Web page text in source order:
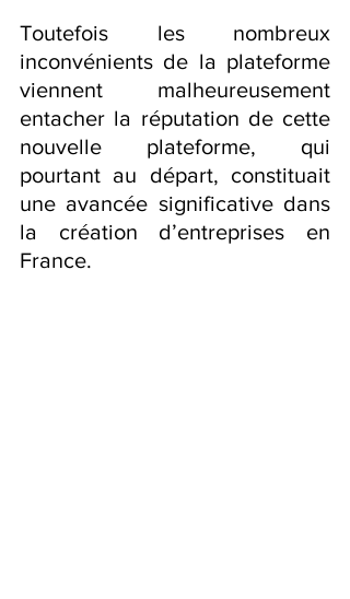
Toutefois les nombreux
inconvénients de la plateforme
viennent malheureusement
entacher la réputation de cette
nouvelle plateforme, qui
pourtant au départ, constituait
une avancée significative dans
la création d’entreprises en
France.